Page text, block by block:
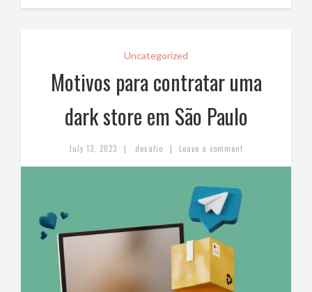
Uncategorized
Motivos para contratar uma
dark store em São Paulo
July 13, 2023 | desafio | Leave a comment